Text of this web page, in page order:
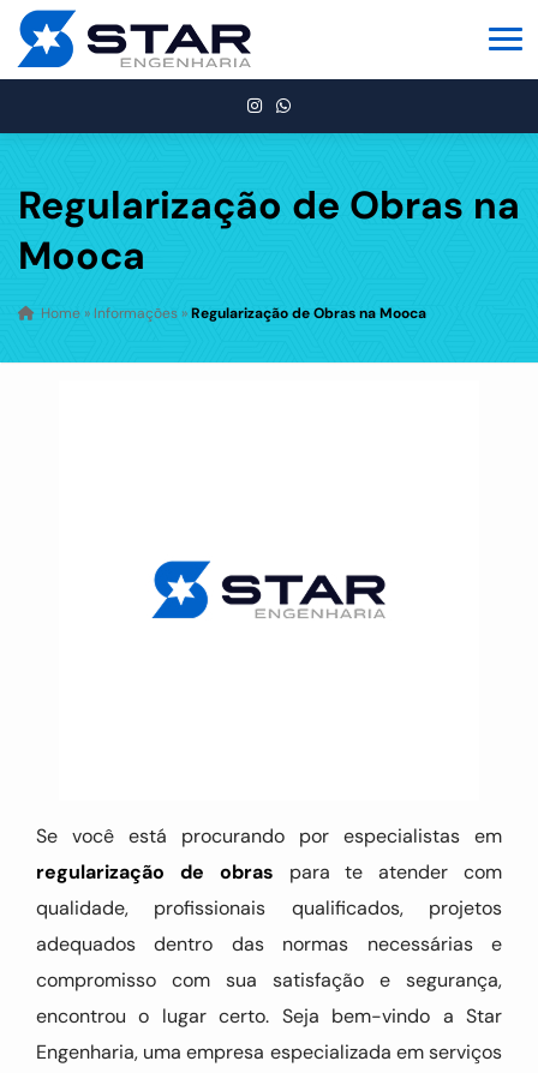
Regularização de Obras na
Mooca
Home » Informações »Regularização de Obras na Mooca
Se você está procurando por especialistas em
regularização de obras para te atender com
qualidade, profissionais qualificados, projetos
adequados dentro das normas necessárias e
compromisso com sua satisfação e segurança,
encontrou o lugar certo. Seja bem-vindo a Star
Engenharia, uma empresa especializada em serviços